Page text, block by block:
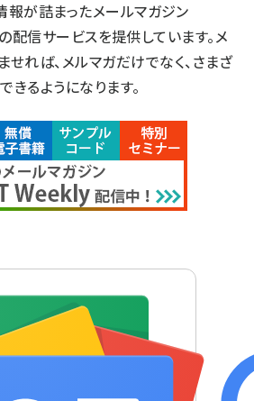
が詰まったメールマガジン
配信サービスを提供しています。メ
れば、メルマガだけでなく、さまざ
るようになります。